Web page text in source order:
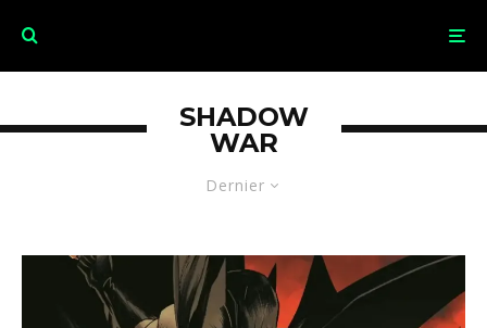
Dernier
SHADOW
WAR